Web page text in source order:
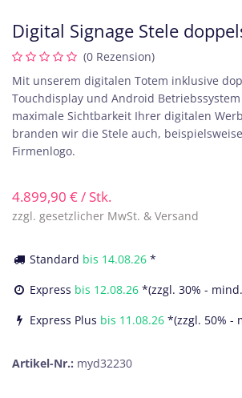
Digital Signage Stele
(0 Rezension)
Mit unserem digitalen Totem inklusive
Touchdisplay und Android
maximale Sichtbarkeit Ihrer digitalen
branden wir die Stele auch,
Firmenlogo.
4.899,90 €/ Stk.
zzgl. gesetzlicher MwSt. & Versand
Standard bis 14.08.26 *
Express bis 12.08.26 *(zzgl. 30% -
Express Plus bis 11.08.26 *(zzgl. 50% -
Artikel-Nr.: myd32230